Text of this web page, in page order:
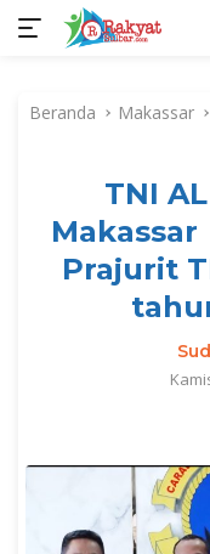
kontenBeranda Makassar
TNI
Prajurit